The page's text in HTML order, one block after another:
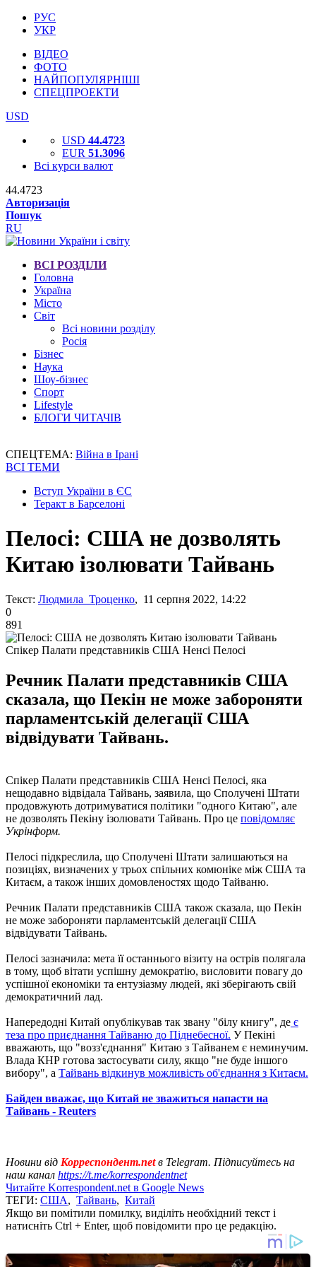
РУС
УКР
ВІДЕО
ФОТО
НАЙПОПУЛЯРНІШІ
СПЕЦПРОЕКТИ
USD
USD 44.4723
EUR 51.3096
Всі курси валют
44.4723
Авторизація
Пошук
RU
ВСІ РОЗДІЛИ
Головна
Україна
Місто
Світ
Всі новини розділу
Росія
Бізнес
Наука
Шоу-бізнес
Спорт
Lifestyle
БЛОГИ ЧИТАЧІВ
СПЕЦТЕМА: Війна в Ірані
ВСІ ТЕМИ
Вступ України в ЄС
Теракт в Барселоні
Пелосі: США не дозволять
Китаю ізолювати Тайвань
Текст: Людмила Троценко, 11 серпня 2022, 14:22
0
891
Спікер Палати представників США Ненсі Пелосі
Речник Палати представників США
сказала, що Пекін не може забороняти
парламентській делегації США
відвідувати Тайвань.
Спікер Палати представників США Ненсі Пелосі, яка
нещодавно відвідала Тайвань, заявила, що Сполучені Штати
продовжують дотримуватися політики "одного Китаю", але
не дозволять Пекіну ізолювати Тайвань. Про це повідомляє
Укрінформ.
Пелосі підкреслила, що Сполучені Штати залишаються на
позиціях, визначених у трьох спільних комюніке між США та
Китаєм, а також інших домовленостях щодо Тайваню.
Речник Палати представників США також сказала, що Пекін
не може забороняти парламентській делегації США
відвідувати Тайвань.
Пелосі зазначила: мета її останнього візиту на острів полягала
в тому, щоб вітати успішну демократію, висловити повагу до
успішної економіки та ентузіазму людей, які зберігають свій
демократичний лад.
Напередодні Китай опублікував так звану "білу книгу", де є
теза про приєднання Тайваню до Піднебесної. У Пекіні
вважають, що "возз'єднання" Китаю з Тайванем є неминучим.
Влада КНР готова застосувати силу, якщо "не буде іншого
вибору", а Тайвань відкинув можливість об'єднання з Китаєм.
Байден вважає, що Китай не зважиться напасти на
Тайвань - Reuters
Новини від Корреспондент.netв Telegram. Підписуйтесь на
наш канал https://t.me/korrespondentnet
Читайте Korrespondent.net в Google News
ТЕГИ: США, Тайвань, Китай
Якщо ви помітили помилку, виділіть необхідний текст і
натисніть Ctrl + Enter, щоб повідомити про це редакцію.